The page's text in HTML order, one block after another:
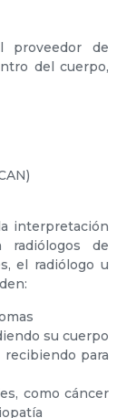
proveedor de
del cuerpo,
interpretación
radiólogos de
el radiólogo u
su cuerpo
para
como cáncer